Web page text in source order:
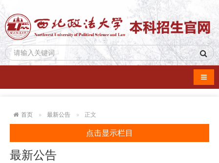
导航
首页 最新公告 正文
点击显示栏目
最新公告